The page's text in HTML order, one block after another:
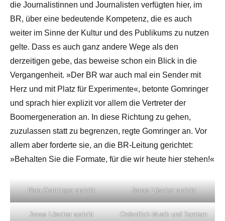
die Journalistinnen und Journalisten verfügten hier, im
BR, über eine bedeutende Kompetenz, die es auch
weiter im Sinne der Kultur und des Publikums zu nutzen
gelte. Dass es auch ganz andere Wege als den
derzeitigen gebe, das beweise schon ein Blick in die
Vergangenheit. »Der BR war auch mal ein Sender mit
Herz und mit Platz für Experimente«, betonte Gomringer
und sprach hier explizit vor allem die Vertreter der
Boomergeneration an. In diese Richtung zu gehen,
zuzulassen statt zu begrenzen, regte Gomringer an. Vor
allem aber forderte sie, an die BR-Leitung gerichtet:
»Behalten Sie die Formate, für die wir heute hier stehen!«
Nora Gomringer spricht Jonas Lüscher spricht
Jonas Lüscher spricht
Ordentlich Musik und Tamtam